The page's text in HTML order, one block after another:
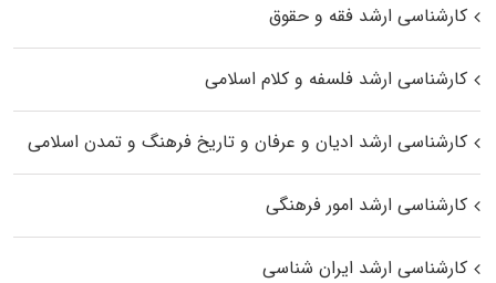
کارشناسی ارشد فقه و حقوق
کارشناسی ارشد فلسفه و کلام اسلامی
کارشناسی ارشد ادیان و عرفان و تاریخ فرهنگ و تمدن اسلامی
کارشناسی ارشد امور فرهنگی
کارشناسی ارشد ایران شناسی